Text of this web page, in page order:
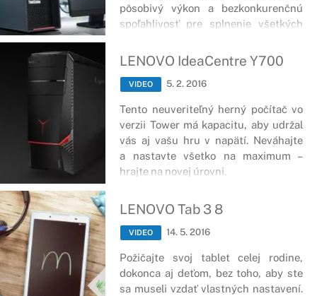
pôsobivý výkon a bezkonkurenčnú
spoľahlivosť pre splnenie všetkých
LENOVO IdeaCentre Y700
VIDEO 5. 2. 2016
Tento neuveriteľný herný počítač vo
verzii Tower má kapacitu, aby udržal
vás aj vašu hru v napätí. Neváhajte
a nastavte všetko na maximum –
hrajte na novej úrovni.
LENOVO Tab 3 8
VIDEO 14. 5. 2016
Požičajte svoj tablet celej rodine,
dokonca aj deťom, bez toho, aby ste
sa museli vzdať vlastných nastavení.